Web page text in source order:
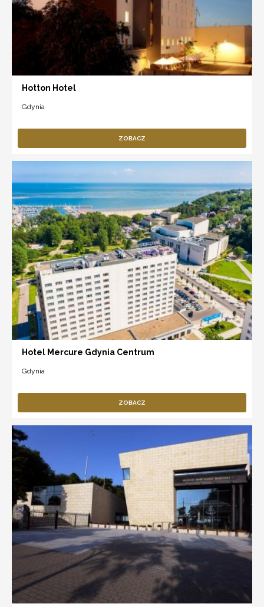
Hotton Hotel
Gdynia
ZOBACZ
Hotel Mercure Gdynia Centrum
Gdynia
ZOBACZ